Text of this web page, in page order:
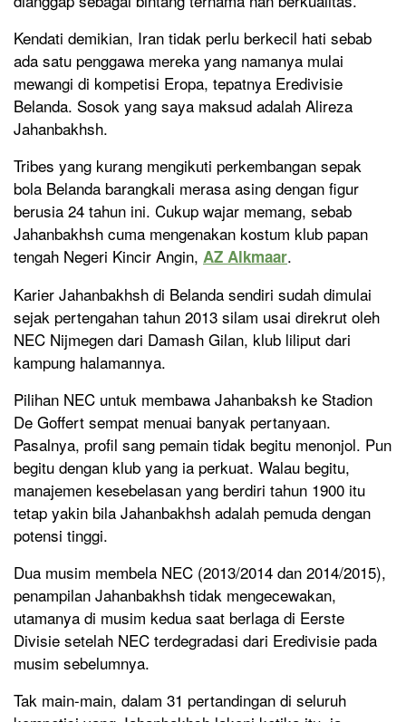
Kendati demikian, Iran tidak perlu berkecil hati sebab
ada satu penggawa mereka yang namanya mulai
mewangi di kompetisi Eropa, tepatnya Eredivisie
Belanda. Sosok yang saya maksud adalah Alireza
Jahanbakhsh.
Tribes yang kurang mengikuti perkembangan sepak
bola Belanda barangkali merasa asing dengan figur
berusia 24 tahun ini. Cukup wajar memang, sebab
Jahanbakhsh cuma mengenakan kostum klub papan
tengah Negeri Kincir Angin, AZ Alkmaar.
Karier Jahanbakhsh di Belanda sendiri sudah dimulai
sejak pertengahan tahun 2013 silam usai direkrut oleh
NEC Nijmegen dari Damash Gilan, klub liliput dari
kampung halamannya.
Pilihan NEC untuk membawa Jahanbaksh ke Stadion
De Goffert sempat menuai banyak pertanyaan.
Pasalnya, profil sang pemain tidak begitu menonjol. Pun
begitu dengan klub yang ia perkuat. Walau begitu,
manajemen kesebelasan yang berdiri tahun 1900 itu
tetap yakin bila Jahanbakhsh adalah pemuda dengan
potensi tinggi.
Dua musim membela NEC (2013/2014 dan 2014/2015),
penampilan Jahanbakhsh tidak mengecewakan,
utamanya di musim kedua saat berlaga di Eerste
Divisie setelah NEC terdegradasi dari Eredivisie pada
musim sebelumnya.
Tak main-main, dalam 31 pertandingan di seluruh